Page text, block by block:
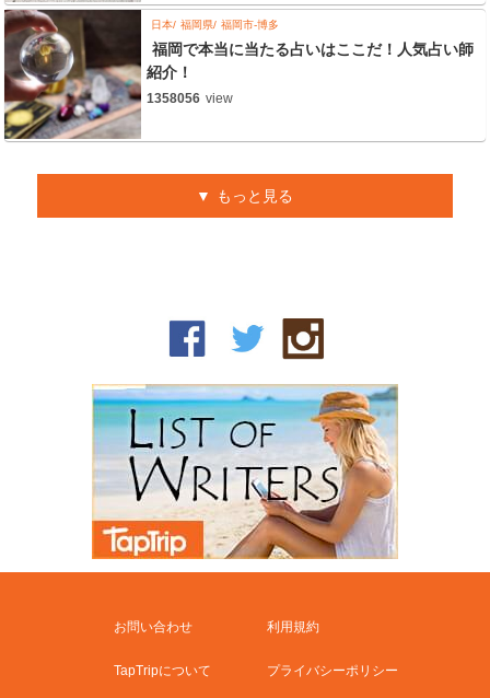
日本 福岡県 福岡市-博多
福岡で本当に当たる占いはここだ！人気占い師
紹介！
1358056 view
もっと見る
お問い合わせ 利用規約
TapTripについて プライバシーポリシー